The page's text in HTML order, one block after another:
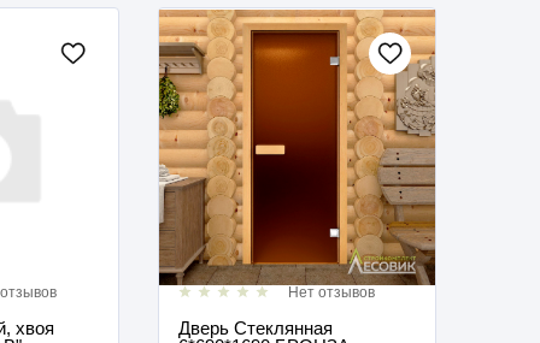
хвоя
Нет отзывов
Дверь Стеклянная